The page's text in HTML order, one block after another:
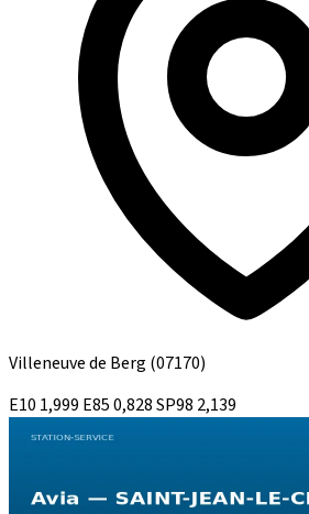
Villeneuve de Berg (07170)
E10 1,999 E850,828SP98 2,139